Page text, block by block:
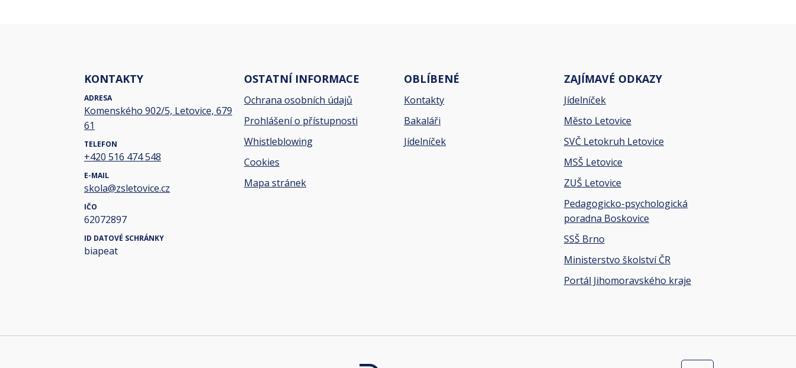
KONTAKTY
ADRESA
Komenského 902/5, Letovice, 679
61
TELEFON
+420 516 474 548
E-MAIL
skola@zsletovice.cz
IČO
62072897
ID DATOVÉ SCHRÁNKY
biapeat
OSTATNÍ INFORMACE
Ochrana osobních údajů
Prohlášení o přístupnosti
Whistleblowing
Cookies
Mapa stránek
OBLÍBENÉ
Kontakty
Bakaláři
Jídelníček
ZAJÍMAVÉ ODKAZY
Jídelníček
Město Letovice
SVČ Letokruh Letovice
MSŠ Letovice
ZUŠ Letovice
Pedagogicko-psychologická
poradna Boskovice
SSŠ Brno
Ministerstvo školství ČR
Portál Jihomoravského kraje